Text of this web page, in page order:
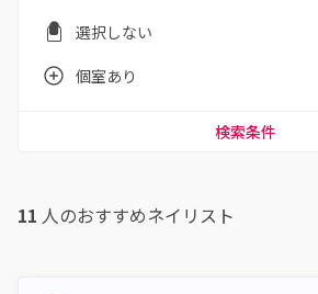
選択しない
個室あり
検索条件
11 人のおすすめネイリスト